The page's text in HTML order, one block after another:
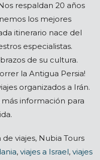
respaldan 20 años
los mejores
itinerario nace del
especialistas.
de su cultura.
la Antigua Persia!
organizados a Irán.
información para
viajes, Nubia Tours
, viajes a Israel, viajes